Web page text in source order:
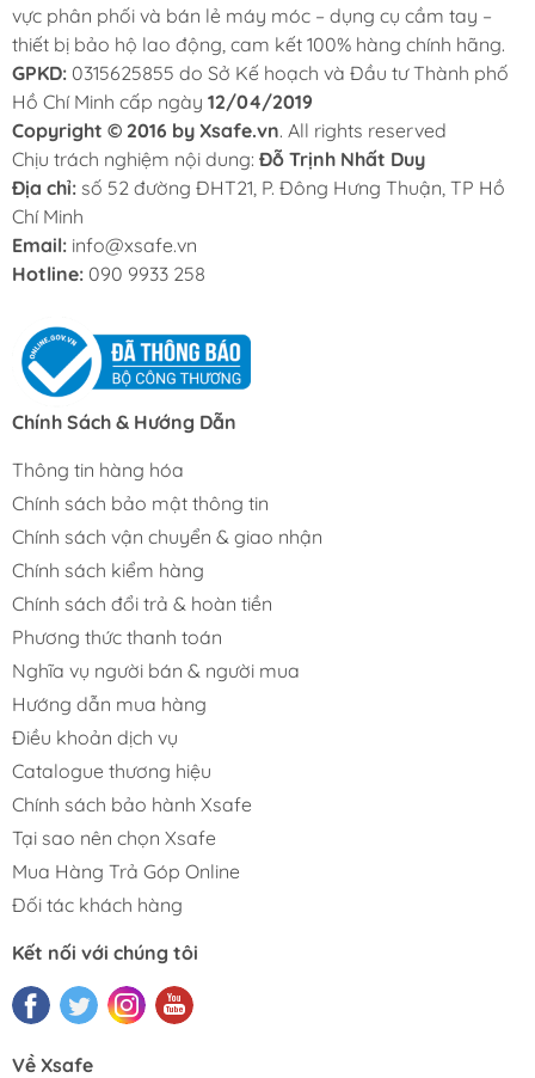
vực phân phối và bán lẻ máy móc – dụng cụ cầm tay –
thiết bị bảo hộ lao động, cam kết 100% hàng chính hãng.
GPKD: 0315625855 do Sở Kế hoạch và Đầu tư Thành phố
Hồ Chí Minh cấp ngày 12/04/2019
Copyright © 2016 by Xsafe.vn. All rights reserved
Chịu trách nghiệm nội dung: Đỗ Trịnh Nhất Duy
Địa chỉ: số 52 đường ĐHT21, P. Đông Hưng Thuận, TP Hồ
Chí Minh
Email: info@xsafe.vn
Hotline: 090 9933 258
Chính Sách & Hướng Dẫn
Thông tin hàng hóa
Chính sách bảo mật thông tin
Chính sách vận chuyển & giao nhận
Chính sách kiểm hàng
Chính sách đổi trả & hoàn tiền
Phương thức thanh toán
Nghĩa vụ người bán & người mua
Hướng dẫn mua hàng
Điều khoản dịch vụ
Catalogue thương hiệu
Chính sách bảo hành Xsafe
Tại sao nên chọn Xsafe
Mua Hàng Trả Góp Online
Đối tác khách hàng
Kết nối với chúng tôi
Về Xsafe